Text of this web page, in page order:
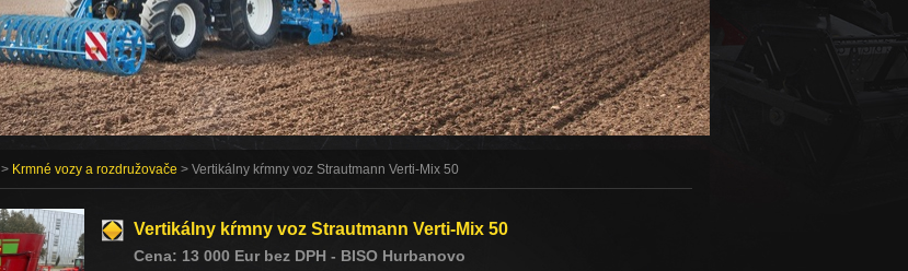
> Krmné vozy a rozdružovače > Vertikálny kŕmny voz Strautmann Verti-Mix 50
Vertikálny kŕmny voz Strautmann Verti-Mix 50
Cena: 13 000 Eur bez DPH - BISO Hurbanovo